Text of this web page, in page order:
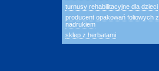
turnusy rehabilitacyjne dla dzieci
producent opakowań foliowych z
nadrukiem
sklep z herbatami